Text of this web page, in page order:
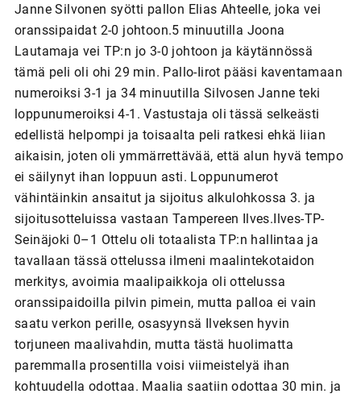
Janne Silvonen syötti pallon Elias Ahteelle, joka vei
oranssipaidat 2-0 johtoon.5 minuutilla Joona
Lautamaja vei TP:n jo 3-0 johtoon ja käytännössä
tämä peli oli ohi 29 min. Pallo-Iirot pääsi kaventamaan
numeroiksi 3-1 ja 34 minuutilla Silvosen Janne teki
loppunumeroiksi 4-1. Vastustaja oli tässä selkeästi
edellistä helpompi ja toisaalta peli ratkesi ehkä liian
aikaisin, joten oli ymmärrettävää, että alun hyvä tempo
ei säilynyt ihan loppuun asti. Loppunumerot
vähintäinkin ansaitut ja sijoitus alkulohkossa 3. ja
sijoitusotteluissa vastaan Tampereen Ilves.Ilves-TP-
Seinäjoki 0–1 Ottelu oli totaalista TP:n hallintaa ja
tavallaan tässä ottelussa ilmeni maalintekotaidon
merkitys, avoimia maalipaikkoja oli ottelussa
oranssipaidoilla pilvin pimein, mutta palloa ei vain
saatu verkon perille, osasyynsä Ilveksen hyvin
torjuneen maalivahdin, mutta tästä huolimatta
paremmalla prosentilla voisi viimeistelyä ihan
kohtuudella odottaa. Maalia saatiin odottaa 30 min. ja